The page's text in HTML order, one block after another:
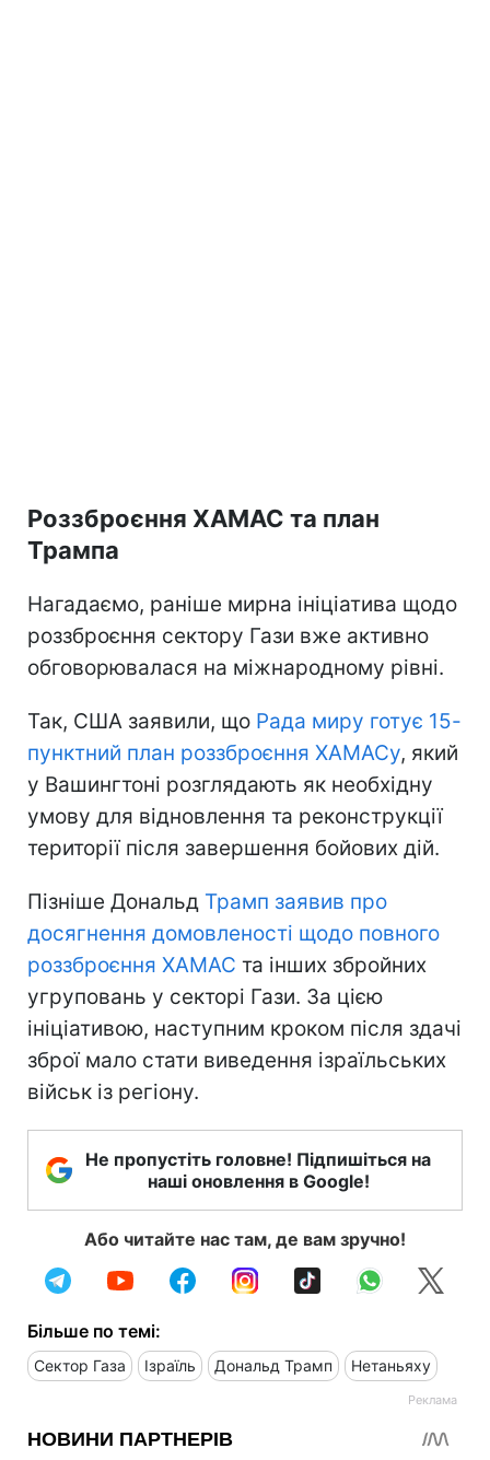
Роззброєння ХАМАС та план
Трампа
Нагадаємо, раніше мирна ініціатива щодо
роззброєння сектору Гази вже активно
обговорювалася на міжнародному рівні.
Так, США заявили, що Рада миру готує 15-
пунктний план роззброєння ХАМАСу, який
у Вашингтоні розглядають як необхідну
умову для відновлення та реконструкції
території після завершення бойових дій.
Пізніше Дональд Трамп заявив про
досягнення домовленості щодо повного
роззброєння ХАМАС та інших збройних
угруповань у секторі Гази. За цією
ініціативою, наступним кроком після здачі
зброї мало стати виведення ізраїльських
військ із регіону.
Не пропустіть головне! Підпишіться на
наші оновлення в Google!
Або читайте нас там, де вам зручно!
Більше по темі:
Сектор Газа Ізраїль Дональд Трамп Нетаньяху